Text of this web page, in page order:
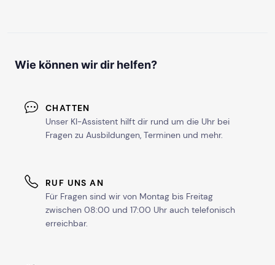
Wie können wir dir helfen?
CHATTEN
Unser KI-Assistent hilft dir rund um die Uhr bei
Fragen zu Ausbildungen, Terminen und mehr.
RUF UNS AN
Für Fragen sind wir von Montag bis Freitag
zwischen 08:00 und 17:00 Uhr auch telefonisch
erreichbar.